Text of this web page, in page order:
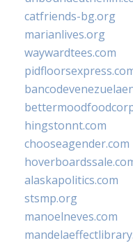
catfriends-bg.org
marianlives.org
waywardtees.com
hingstonnt.com
chooseagender.com
alaskapolitics.com
stsmp.org
manoelneves.com